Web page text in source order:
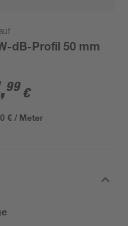
dB-Profil 50 mm
,99 €
€ / Meter